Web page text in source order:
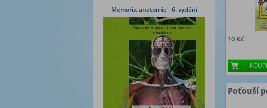
Memorix anatomie - 6. vydání
10 Kč
Poťouší